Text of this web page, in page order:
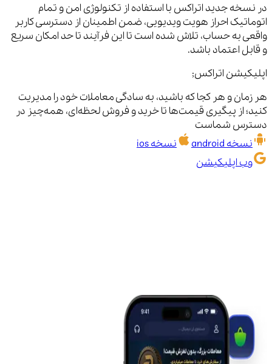
در نسخه جدید اتراکس با استفاده از تکنولوژی امن و تمام
اتوماتیک احراز هویت ویدیویی، ضمن اطمینان از دسترسی کاربر
واقعی به حساب، تلاش شده است تا این فرآیند تا حد امکان سریع
و قابل اعتماد باشد.
اپلیکیشن اتراکس;
هر زمان و هر کجا که باشید، به سادگی معاملات خود را مدیریت
کنید؛ از پیگیری قیمت‌ها تا خرید و فروش لحظه‌ای، همه‌چیز در
دسترس شماست
نسخه android
نسخه ios
وب اپلیکیشن